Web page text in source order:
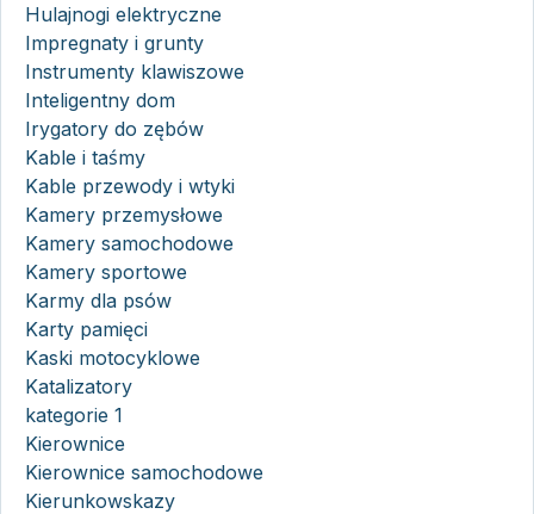
Hulajnogi elektryczne
Impregnaty i grunty
Instrumenty klawiszowe
Inteligentny dom
Irygatory do zębów
Kable i taśmy
Kable przewody i wtyki
Kamery przemysłowe
Kamery samochodowe
Kamery sportowe
Karmy dla psów
Karty pamięci
Kaski motocyklowe
Katalizatory
kategorie 1
Kierownice
Kierownice samochodowe
Kierunkowskazy